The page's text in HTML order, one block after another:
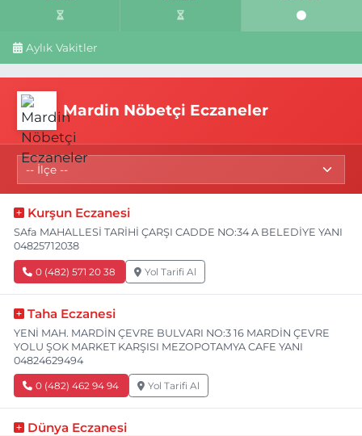
Aylık Vakitler
Mardin Nöbetçi Eczaneler
Kurşun Eczanesi
SAfa MAHALLESİ TARİHİ ÇARŞI CADDE NO:34 A BELEDİYE YANI
04825712038
0 (482) 571 20 38 Yol Tarifi Al
Taha Eczanesi
YENİ MAH. MARDİN ÇEVRE BULVARI NO:3 16 MARDİN ÇEVRE
YOLU ŞOK MARKET KARŞISI MEZOPOTAMYA CAFE YANI
04824629494
0 (482) 462 94 94 Yol Tarifi Al
Dünya Eczanesi